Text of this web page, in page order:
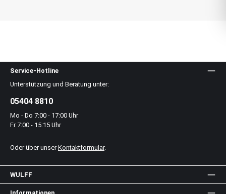
Service-Hotline
Unterstützung und Beratung unter:
05404 8810
Mo - Do 7:00 - 17:00 Uhr
Fr 7:00 - 15:15 Uhr
Oder über unser Kontaktformular.
WULFF